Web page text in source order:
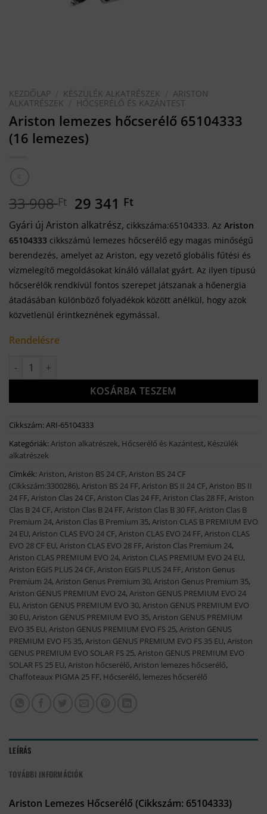
KEZDŐLAP KÉSZÜLÉK ALKATRÉSZEK
ARISTON
ALKATRÉSZEK
HŐCSERÉLŐ ÉS KAZÁNTEST
Ariston lemezes hőcserélő 65104333
(16 lemezes)
33 908Ft Original
price
was:
33
908 Ft.
29 341 FtCurrent
is:
29
341 Ft.
Gyári új Ariston alkatrész, cikkszáma:65104333. Az Ariston
65104333 cikkszámú lemezes hőcserélő egy magas minőségű
berendezés, amelyet az Ariston, egy vezető globális fűtési és
vízmelegítő megoldásokat kínáló vállalat gyárt. Az ilyen típusú
hőcserélők rendkívül fontos szerepet játszanak a hőenergia
átadásában különböző folyadékok között anélkül, hogy azok
közvetlenül érintkeznének egymással.
Rendelésre
Ariston lemezes hőcserélő 65104333 (16 lemezes) mennyiség
KOSÁRBA TESZEM
Cikkszám:ARI-65104333
Kategóriák:Ariston alkatrészek, Hőcserélő és Kazántest, Készülék
alkatrészek
Címkék:Ariston, Ariston BS 24 CF, Ariston BS 24 CF
(Cikkszám:3300286), Ariston BS 24 FF, Ariston BS II 24 CF, Ariston BS II
24 FF, Ariston Clas 24 CF, Ariston Clas 24 FF, Ariston Clas 28 FF, Ariston
Clas B 24 CF, Ariston Clas B 24 FF, Ariston Clas B 30 FF, Ariston Clas B
Premium 24, Ariston Clas B Premium 35, Ariston CLAS B PREMIUM EVO
24 EU, Ariston CLAS EVO 24 CF, Ariston CLAS EVO 24 FF, Ariston CLAS
EVO 28 CF EU, Ariston CLAS EVO 28 FF, Ariston Clas Premium 24,
Ariston CLAS PREMIUM EVO 24, Ariston CLAS PREMIUM EVO 24 EU,
Ariston EGIS PLUS 24 CF, Ariston EGIS PLUS 24 FF, Ariston Genus
Premium 24, Ariston Genus Premium 30, Ariston Genus Premium 35,
Ariston GENUS PREMIUM EVO 24, Ariston GENUS PREMIUM EVO 24
EU, Ariston GENUS PREMIUM EVO 30, Ariston GENUS PREMIUM EVO
30 EU, Ariston GENUS PREMIUM EVO 35, Ariston GENUS PREMIUM
EVO 35 EU, Ariston GENUS PREMIUM EVO FS 25, Ariston GENUS
PREMIUM EVO FS 35, Ariston GENUS PREMIUM EVO FS 35 EU, Ariston
GENUS PREMIUM EVO SOLAR FS 25, Ariston GENUS PREMIUM EVO
SOLAR FS 25 EU, Ariston hőcserélő, Ariston lemezes hőcserélő,
Chaffoteaux PIGMA 25 FF, Hőcserélő, lemezes hőcserélő
LEÍRÁS
TOVÁBBI INFORMÁCIÓK
Ariston Lemezes Hőcserélő (Cikkszám: 65104333)